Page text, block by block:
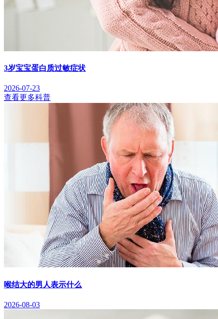
3岁宝宝蛋白质过敏症状
2026-07-23
查看更多科普
喉结大的男人表示什么
2026-08-03